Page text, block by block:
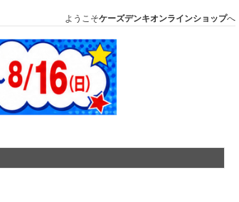
ようこそケーズデンキオンラインショップへ